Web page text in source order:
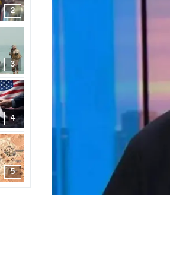
2
3
4
5